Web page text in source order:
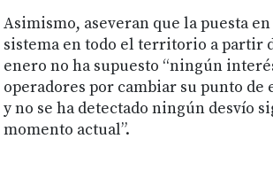
Asimismo, aseveran que la puesta
sistema en todo el territorio a partir
enero no ha supuesto “ningún
operadores por cambiar su punto de
y no se ha detectado ningún desvío
momento actual”.